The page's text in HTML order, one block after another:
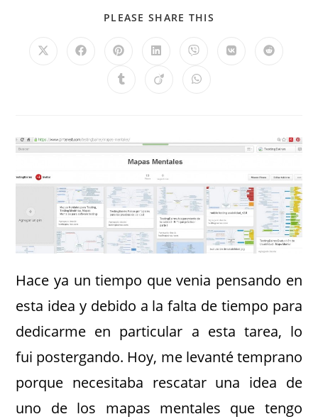
PLEASE SHARE THIS
Hace ya un tiempo que venia pensando en
esta idea y debido a la falta de tiempo para
dedicarme en particular a esta tarea, lo
fui postergando. Hoy, me levanté temprano
porque necesitaba rescatar una idea de
uno de los mapas mentales que tengo